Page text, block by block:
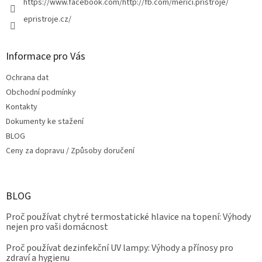
v
https://www.facebook.com/http://fb.com/merici.pristroje/
epristroje.cz/
Informace pro Vás
Ochrana dat
Obchodní podmínky
Kontakty
Dokumenty ke stažení
BLOG
Ceny za dopravu / Způsoby doručení
BLOG
Proč používat chytré termostatické hlavice na topení: Výhody
nejen pro vaši domácnost
Proč používat dezinfekční UV lampy: Výhody a přínosy pro
zdraví a hygienu